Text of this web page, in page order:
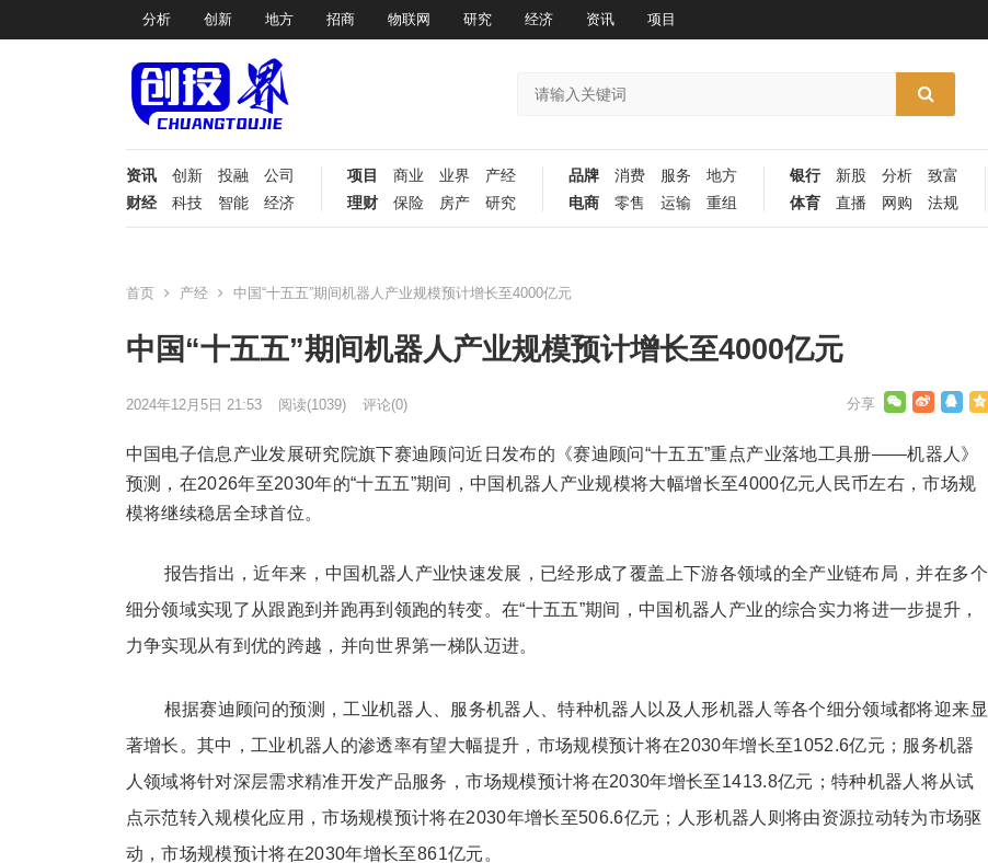
分析 创新 地方 招商 物联网 研究 经济 资讯 项目
资讯 创新 投融
公司
财经
科技 智能 经济
项目 商业 业界
产经
理财
保险 房产 研究
品牌 消费 服务
地方
电商
零售 运输 重组
银行 新股 分析
致富
体育
直播 网购 法规
首页 产经 中国“十五五”期间机器人产业规模预计增长至4000亿元
中国“十五五”期间机器人产业规模预计增长至4000亿元
2024年12月5日 21:53 阅读(1039) 评论(0)
中国电子信息产业发展研究院旗下赛迪顾问近日发布的《赛迪顾问“十五五”重点产业落地工具册——机器人》
预测，在2026年至2030年的“十五五”期间，中国机器人产业规模将大幅增长至4000亿元人民币左右，市场规
模将继续稳居全球首位。
报告指出，近年来，中国机器人产业快速发展，已经形成了覆盖上下游各领域的全产业链布局，并在多个
细分领域实现了从跟跑到并跑再到领跑的转变。在“十五五”期间，中国机器人产业的综合实力将进一步提升，
力争实现从有到优的跨越，并向世界第一梯队迈进。
根据赛迪顾问的预测，工业机器人、服务机器人、特种机器人以及人形机器人等各个细分领域都将迎来显
著增长。其中，工业机器人的渗透率有望大幅提升，市场规模预计将在2030年增长至1052.6亿元；服务机器
人领域将针对深层需求精准开发产品服务，市场规模预计将在2030年增长至1413.8亿元；特种机器人将从试
点示范转入规模化应用，市场规模预计将在2030年增长至506.6亿元；人形机器人则将由资源拉动转为市场驱
动，市场规模预计将在2030年增长至861亿元。